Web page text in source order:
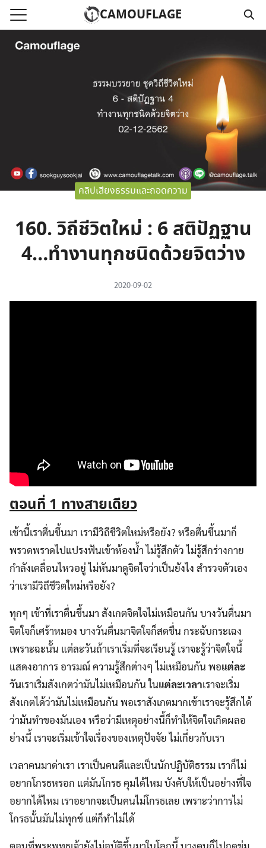
Skip
content
CAMOUFLAGE
ม
for:
คลิปเสียงธรรมและถอดความ
160. วิถีชีวิตใหม่ : 6 สติปัฏฐาน
4…ทำงานทุกชนิดด้วยจิตว่าง
2020-09-02
ตอนที่1 ทางสายเดียว
เช้านี้เราตื่นขึ้นมา เรามีวิถีชีวิตใหม่หรือยัง? หรือตื่นขึ้นมาก็
พรวดพราดไปแปรงฟันเข้าห้องน้ำ ไม่รู้สึกตัว ไม่รู้สึกร่างกาย
กำลังเคลื่อนไหวอยู่ ไม่หันมาดูจิตใจว่าเป็นยังไง สำรวจตัวเอง
ว่าเรามีวิถีชีวิตใหม่หรือยัง?
ทุกๆ เช้าที่เราตื่นขึ้นมา สังเกตจิตใจไม่เหมือนกัน บางวันตื่นมา
จิตใจก็เศร้าหมอง บางวันตื่นมาจิตใจก็สดชื่น กระฉับกระเฉง
เพราะฉะนั้น แต่ละวันถ้าเราเริ่มที่จะเรียนรู้ เราจะรู้ว่าจิตใจนี้
แสดงอาการ อารมณ์ ความรู้สึกต่างๆ ไม่เหมือนกัน พอแต่ละ
วันเราเริ่มสังเกตว่ามันไม่เหมือนกัน ในแต่ละเวลาเราจะเริ่ม
สังเกตได้ว่ามันไม่เหมือนกัน พอเราสังเกตมากเข้าเราจะรู้สึกได้
ว่ามันทำของมันเอง หรือว่ามีเหตุอย่างนี้ก็ทำให้จิตใจเกิดผลอ
ย่างนี้ เราจะเริ่มเข้าใจเรื่องของเหตุปัจจัย ไม่เกี่ยวกับเรา
เวลาคนมาด่าเรา เราเป็นคนดีและเป็นนักปฏิบัติธรรม เราก็ไม่
อยากโกรธหรอก แต่มันโกรธ คุมได้ไหม บังคับให้เป็นอย่างที่ใจ
อยากได้ไหม เราอยากจะเป็นคนไม่โกรธเลย เพราะว่าการไม่
โกรธนั้นมันไม่ทุกข์ แต่ก็ทำไม่ได้